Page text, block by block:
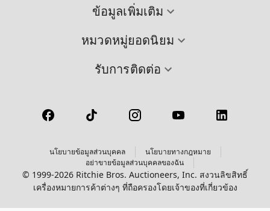
ข้อมูลเพิ่มเติม
หมวดหมู่ยอดนิยม
รับการติดต่อ
นโยบายข้อมูลส่วนบุคคล
นโยบายทางกฎหมาย
อย่าขายข้อมูลส่วนบุคคลของฉัน
© 1999-2026 Ritchie Bros. Auctioneers, Inc. สงวนลิขสิทธิ์
เครื่องหมายการค้าต่างๆ ที่ถือครองโดยเจ้าของที่เกี่ยวข้อง